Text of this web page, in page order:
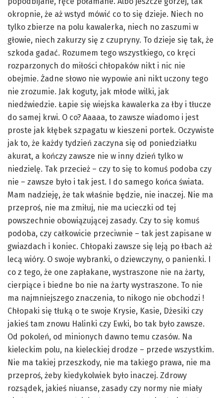
okropnie, że aż wstyd mówić co to się dzieje. Niech no
tylko zbierze na polu kawalerka, niech no zaszumi w
głowie, niech zakurzy się z czupryny. To dzieje się tak, że
szkoda gadać. Rozumem tego wszystkiego, co kręci
rozparzonych do miłości chłopaków nikt i nic nie
obejmie. Żadne słowo nie wypowie ani nikt uczony tego
nie zrozumie. Jak koguty, jak młode wilki, jak
niedźwiedzie. Łapie się wiejska kawalerka za łby i tłucze
do samej krwi. O co? Aaaaa, to zawsze wiadomo i jest
proste jak kłębek szpagatu w kieszeni portek. Oczywiste
jak to, że każdy tydzień zaczyna się od poniedziałku
akurat, a kończy zawsze nie w inny dzień tylko w
niedzielę. Tak przecież – czy to się to komuś podoba czy
nie – zawsze było i tak jest. I do samego końca świata.
Mam nadzieję, że tak właśnie będzie, nie inaczej. Nie ma
przeproś, nie ma zmiłuj, nie ma ucieczki od tej
powszechnie obowiązującej zasady. Czy to się komuś
podoba, czy całkowicie przeciwnie – tak jest zapisane w
gwiazdach i koniec. Chłopaki zawsze się leją po łbach aż
lecą wióry. O swoje wybranki, o dziewczyny, o panienki. I
co z tego, że one zapłakane, wystraszone nie na żarty,
cierpiące i biedne bo nie na żarty wystraszone. To nie
ma najmniejszego znaczenia, to nikogo nie obchodzi !
Chłopaki się tłuką o te swoje Krysie, Kasie, Dżesiki czy
jakieś tam znowu Halinki czy Ewki, bo tak było zawsze.
Od pokoleń, od minionych dawno temu czasów. Na
kieleckim polu, na kieleckiej drodze – przede wszystkim.
Nie ma takiej przeszkody, nie ma takiego prawa, nie ma
przeproś, żeby kiedykolwiek było inaczej. Zdrowy
rozsądek, jakieś niuanse, zasady czy normy nie miały